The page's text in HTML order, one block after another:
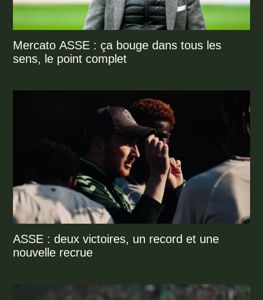
Mercato ASSE : ça bouge dans tous les
sens, le point complet
ASSE : deux victoires, un record et une
nouvelle recrue